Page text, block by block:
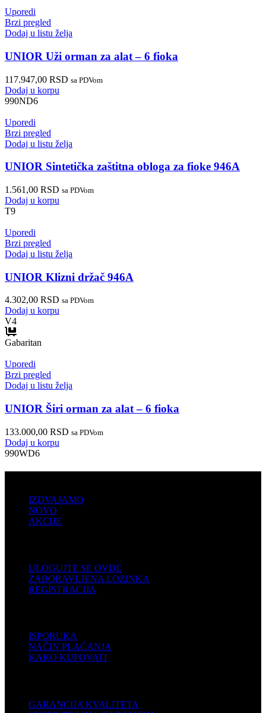
Uporedi
Brzi pregled
Dodaj u listu želja
UNIOR Uži orman za alat – 6 fioka
117.947,00 RSD sa PDVom
Dodaj u korpu
990ND6
Uporedi
Brzi pregled
Dodaj u listu želja
UNIOR Sintetička zaštitna obloga za fioke 946A
1.561,00 RSD sa PDVom
Dodaj u korpu
T9
Uporedi
Brzi pregled
Dodaj u listu želja
UNIOR Klizni držač 946A
4.302,00 RSD sa PDVom
Dodaj u korpu
V4
Gabaritan
Uporedi
Brzi pregled
Dodaj u listu želja
UNIOR Širi orman za alat – 6 fioka
133.000,00 RSD sa PDVom
Dodaj u korpu
990WD6
IZDVAJAMO
NOVO
AKCIJE
ULOGUJTE SE OVDE
ZABORAVLJENA LOZINKA
REGISTRACIJA
ISPORUKA
NAČIN PLAĆANJA
KAKO KUPOVATI
GARANCIJA KVALITETA